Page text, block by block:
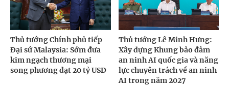
Thủ tướng Chính phủ tiếp
Đại sứ Malaysia: Sớm đưa
kim ngạch thương mại
song phương đạt 20 tỷ USD
Thủ tướng Lê Minh Hưng:
Xây dựng Khung bảo đảm
an ninh AI quốc gia và năng
lực chuyên trách về an ninh
AI trong năm 2027